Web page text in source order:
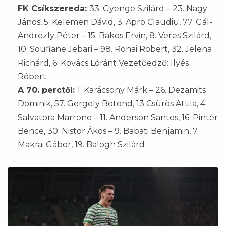
FK Csíkszereda: 33. Gyenge Szilárd – 23. Nagy
János, 5. Kelemen Dávid, 3. Apro Claudiu, 77. Gál-
Andrezly Péter – 15. Bakos Ervin, 8. Veres Szilárd,
10. Soufiane Jebari – 98. Ronai Robert, 32. Jelena
Richárd, 6. Kovács Lóránt Vezetőedző: Ilyés
Róbert
A 70. perctől: 1. Karácsony Márk – 26. Dezamits
Dominik, 57. Gergely Botond, 13 Csürös Attila, 4.
Salvatora Marrone – 11. Anderson Santos, 16. Pintér
Bence, 30. Nistor Ákos – 9. Babati Benjamin, 7.
Makrai Gábor, 19. Balogh Szilárd